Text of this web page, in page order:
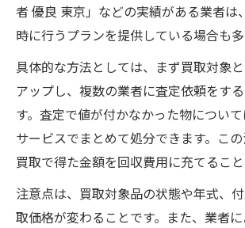
者 優良 東京」などの実績がある業者は
時に行うプランを提供している場合も多
具体的な方法としては、まず買取対象
アップし、複数の業者に査定依頼をす
す。査定で値が付かなかった物につい
サービスでまとめて処分できます。この
買取で得た金額を回収費用に充てること
注意点は、買取対象品の状態や年式、
取価格が変わることです。また、業者